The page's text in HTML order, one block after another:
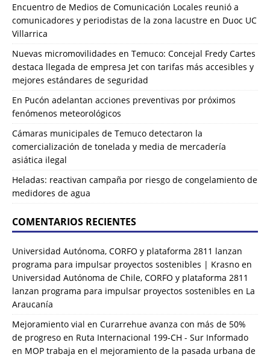
Encuentro de Medios de Comunicación Locales reunió a
comunicadores y periodistas de la zona lacustre en Duoc UC
Villarrica
Nuevas micromovilidades en Temuco: Concejal Fredy Cartes
destaca llegada de empresa Jet con tarifas más accesibles y
mejores estándares de seguridad
En Pucón adelantan acciones preventivas por próximos
fenómenos meteorológicos
Cámaras municipales de Temuco detectaron la
comercialización de tonelada y media de mercadería
asiática ilegal
Heladas: reactivan campaña por riesgo de congelamiento de
medidores de agua
COMENTARIOS RECIENTES
Universidad Autónoma, CORFO y plataforma 2811 lanzan
programa para impulsar proyectos sostenibles | Krasno en
Universidad Autónoma de Chile, CORFO y plataforma 2811
lanzan programa para impulsar proyectos sostenibles en La
Araucanía
Mejoramiento vial en Curarrehue avanza con más de 50%
de progreso en Ruta Internacional 199-CH - Sur Informado
en MOP trabaja en el mejoramiento de la pasada urbana de